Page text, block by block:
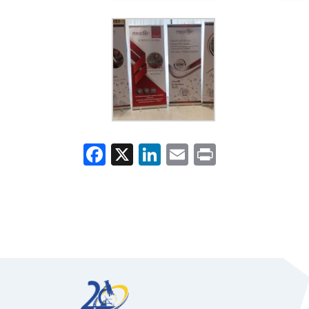
Facebook
X LinkedIn
Email